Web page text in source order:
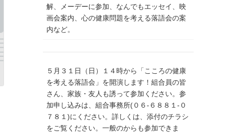
解、メーデーに参加、なんでもエッセイ、映
画会案内、心の健康問題を考える落語会の案
内など。
５月３１日（日）１４時から「こころの健康
を考える落語会」を開演します！組合員の皆
さん、家族・友人も誘って参加ください。参
加申し込みは、組合事務所(０６‐６８８１‐０
７８１)にください。詳しくは、添付のチラシ
をご覧ください。一般のからも参加できま